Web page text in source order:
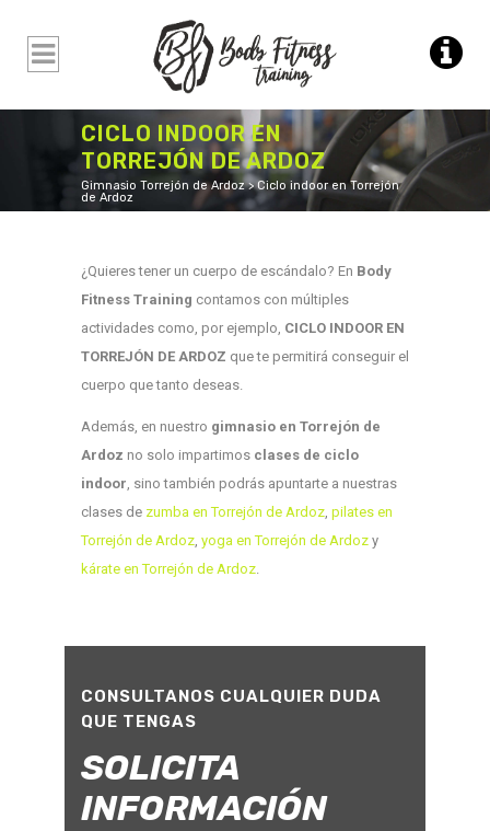
CICLO INDOOR EN
TORREJÓN DE ARDOZ
Gimnasio Torrejón de Ardoz>Ciclo indoor en Torrejón
de Ardoz
¿Quieres tener un cuerpo de escándalo? En Body
Fitness Training contamos con múltiples
actividades como, por ejemplo, CICLO INDOOR EN
TORREJÓN DE ARDOZ que te permitirá conseguir el
cuerpo que tanto deseas.
Además, en nuestro gimnasio en Torrejón de
Ardoz no solo impartimos clases de ciclo
indoor, sino también podrás apuntarte a nuestras
clases de zumba en Torrejón de Ardoz, pilates en
Torrejón de Ardoz, yoga en Torrejón de Ardoz y
kárate en Torrejón de Ardoz.
CONSULTANOS CUALQUIER DUDA
QUE TENGAS
SOLICITA
INFORMACIÓN